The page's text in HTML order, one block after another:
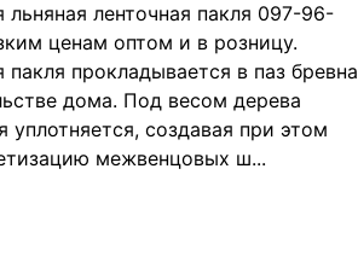
ленточная пакля 097-96-
ценам оптом и в розницу.
прокладывается в паз бревна
дома. Под весом дерева
уплотняется, создавая при этом
межвенцовых ш...